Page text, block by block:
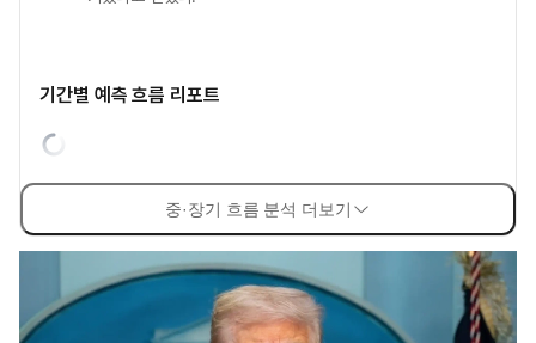
기간별 예측 흐름 리포트
중·장기 흐름 분석 더보기